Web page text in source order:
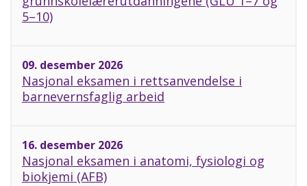
5–10)
09. desember 2026
Nasjonal eksamen i rettsanvendelse i
barnevernsfaglig arbeid
16. desember 2026
Nasjonal eksamen i anatomi, fysiologi og
biokjemi (AFB)